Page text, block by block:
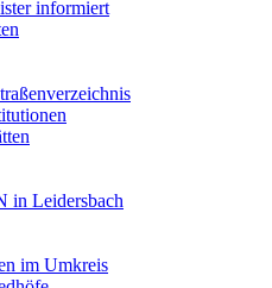
informiert
in Leidersbach
im Umkreis